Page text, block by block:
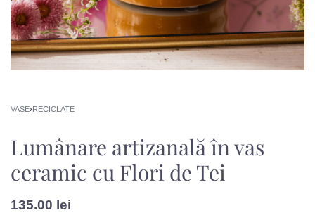
VASE›RECICLATE
Lumânare artizanală în vas
ceramic cu Flori de Tei
135.00 lei